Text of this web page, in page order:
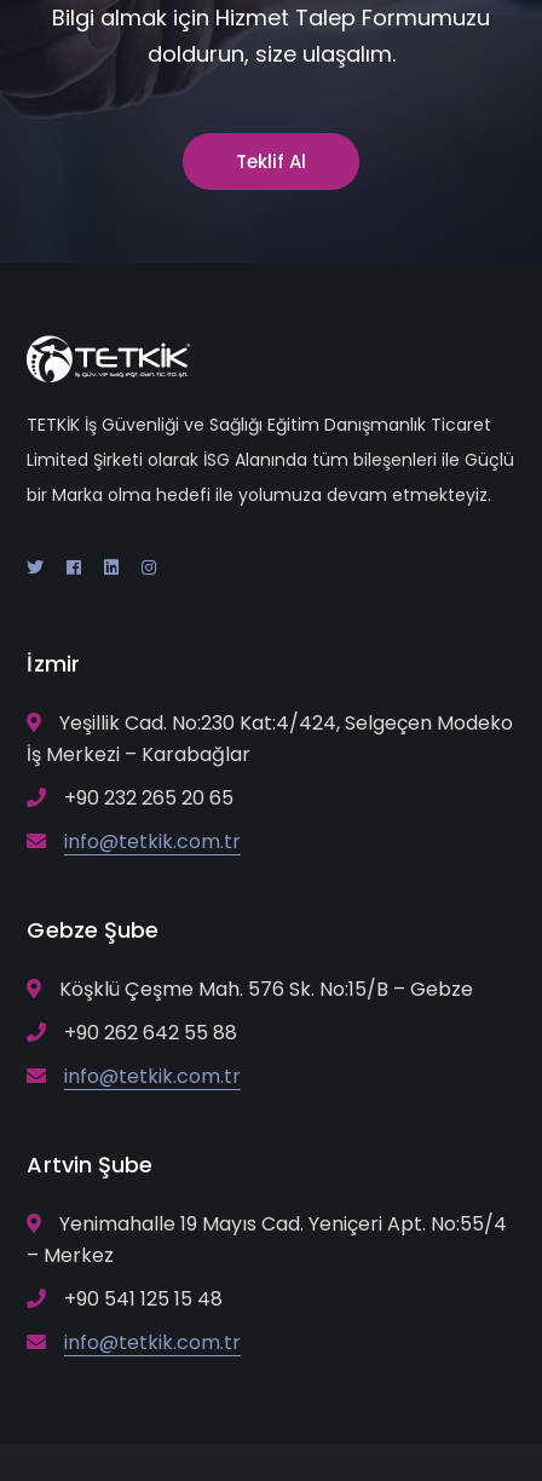
Bilgi almak için Hizmet Talep Formumuzu
doldurun, size ulaşalım.
Teklif Al
TETKİK İş Güvenliği ve Sağlığı Eğitim Danışmanlık Ticaret
Limited Şirketi olarak İSG Alanında tüm bileşenleri ile Güçlü
bir Marka olma hedefi ile yolumuza devam etmekteyiz.
İzmir
Yeşillik Cad. No:230 Kat:4/424, Selgeçen Modeko
İş Merkezi – Karabağlar
+90 232 265 20 65
info@tetkik.com.tr
Gebze Şube
Köşklü Çeşme Mah. 576 Sk. No:15/B – Gebze
+90 262 642 55 88
info@tetkik.com.tr
Artvin Şube
Yenimahalle 19 Mayıs Cad. Yeniçeri Apt. No:55/4
– Merkez
+90 541 125 15 48
info@tetkik.com.tr